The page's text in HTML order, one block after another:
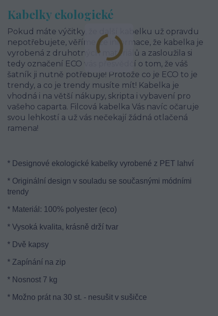
Kabelky ekologické
Pokud máte výčitky, že další kabelku už opravdu
nepotřebujete, věříme, že informace, že kabelka je
vyrobená z druhotných materiálů a zasloužila si
tedy označení ECO vás přesvědčí o tom, že váš
šatník ji nutně potřebuje! Protože co je ECO to je
trendy, a co je trendy musíte mít! Kabelka je
vhodná i na větší nákupy, skripta i vybavení pro
vašeho caparta. Filcová kabelka Vás navíc očaruje
svou lehkostí a už vás nečekají žádná otlačená
ramena!
* Designové ekologické kabelky vyrobené z PET lahví
* Originální design v souladu se současnými módními
trendy
* Materiál: 100% polyester (eco)
* Vysoká kvalita, krásně drží tvar
* Dvě kapsy
* Zapínání na zip
* Nosnost 7 kg
* Možno prát na 30 st. - nesušit v sušičce